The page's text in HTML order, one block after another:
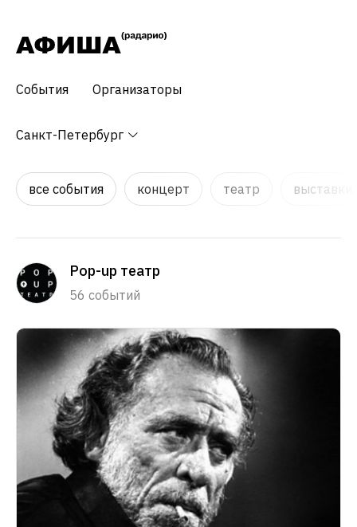
События Организаторы
Санкт-Петербург
все события концерт театр
Pop-up театр
56 событий